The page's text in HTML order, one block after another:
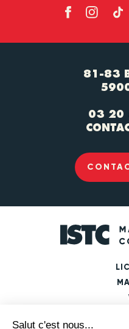
81-83
03 20
FICHES